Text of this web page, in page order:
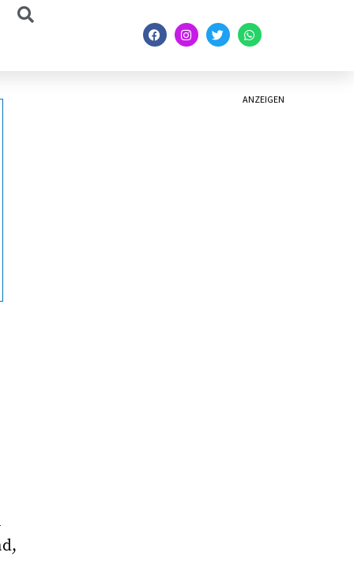
ANZEIGEN